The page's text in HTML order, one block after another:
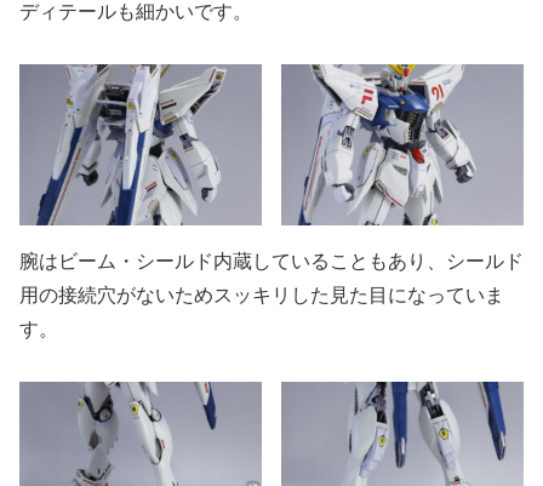
ディテールも細かいです。
腕はビーム・シールド内蔵していることもあり、シールド
用の接続穴がないためスッキリした見た目になっていま
す。